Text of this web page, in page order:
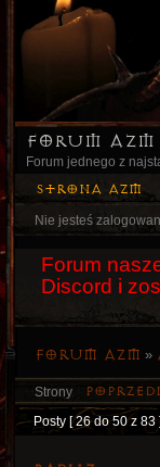
Forum AZM
Forum jednego z
Strona AZM
Nie jesteś
Forum
Discord i
Forum AZM »
Strony
Posty [ 26 do 50 z 83 ]